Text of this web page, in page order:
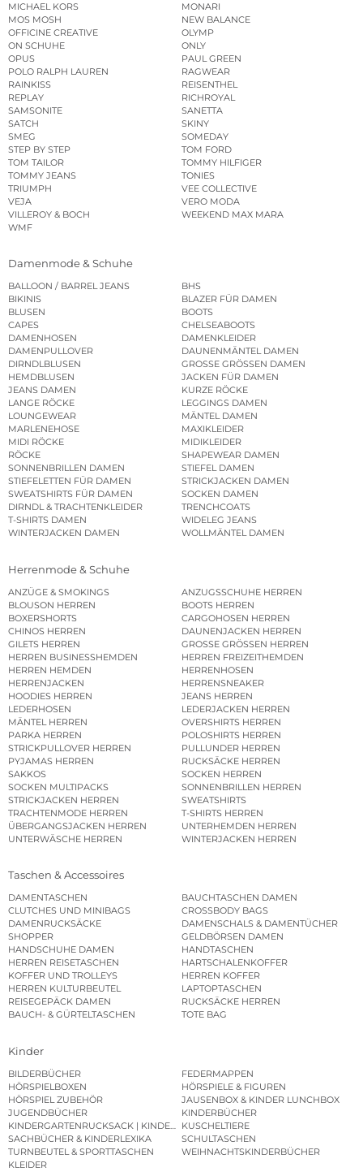
MICHAEL KORS
MONARI
MOS MOSH
NEW BALANCE
OFFICINE CREATIVE
OLYMP
ON SCHUHE
ONLY
OPUS
PAUL GREEN
POLO RALPH LAUREN
RAGWEAR
RAINKISS
REISENTHEL
REPLAY
RICHROYAL
SAMSONITE
SANETTA
SATCH
SKINY
SMEG
SOMEDAY
STEP BY STEP
TOM FORD
TOM TAILOR
TOMMY HILFIGER
TOMMY JEANS
TONIES
TRIUMPH
VEE COLLECTIVE
VEJA
VERO MODA
VILLEROY & BOCH
WEEKEND MAX MARA
WMF
Damenmode & Schuhe
BALLOON / BARREL JEANS
BHS
BIKINIS
BLAZER FÜR DAMEN
BLUSEN
BOOTS
CAPES
CHELSEABOOTS
DAMENHOSEN
DAMENKLEIDER
DAMENPULLOVER
DAUNENMÄNTEL DAMEN
DIRNDLBLUSEN
GROSSE GRÖSSEN DAMEN
HEMDBLUSEN
JACKEN FÜR DAMEN
JEANS DAMEN
KURZE RÖCKE
LANGE RÖCKE
LEGGINGS DAMEN
LOUNGEWEAR
MÄNTEL DAMEN
MARLENEHOSE
MAXIKLEIDER
MIDI RÖCKE
MIDIKLEIDER
RÖCKE
SHAPEWEAR DAMEN
SONNENBRILLEN DAMEN
STIEFEL DAMEN
STIEFELETTEN FÜR DAMEN
STRICKJACKEN DAMEN
SWEATSHIRTS FÜR DAMEN
SOCKEN DAMEN
DIRNDL & TRACHTENKLEIDER
TRENCHCOATS
T-SHIRTS DAMEN
WIDELEG JEANS
WINTERJACKEN DAMEN
WOLLMÄNTEL DAMEN
Herrenmode & Schuhe
ANZÜGE & SMOKINGS
ANZUGSSCHUHE HERREN
BLOUSON HERREN
BOOTS HERREN
BOXERSHORTS
CARGOHOSEN HERREN
CHINOS HERREN
DAUNENJACKEN HERREN
GILETS HERREN
GROSSE GRÖSSEN HERREN
HERREN BUSINESSHEMDEN
HERREN FREIZEITHEMDEN
HERREN HEMDEN
HERRENHOSEN
HERRENJACKEN
HERRENSNEAKER
HOODIES HERREN
JEANS HERREN
LEDERHOSEN
LEDERJACKEN HERREN
MÄNTEL HERREN
OVERSHIRTS HERREN
PARKA HERREN
POLOSHIRTS HERREN
STRICKPULLOVER HERREN
PULLUNDER HERREN
PYJAMAS HERREN
RUCKSÄCKE HERREN
SAKKOS
SOCKEN HERREN
SOCKEN MULTIPACKS
SONNENBRILLEN HERREN
STRICKJACKEN HERREN
SWEATSHIRTS
TRACHTENMODE HERREN
T-SHIRTS HERREN
ÜBERGANGSJACKEN HERREN
UNTERHEMDEN HERREN
UNTERWÄSCHE HERREN
WINTERJACKEN HERREN
Taschen & Accessoires
DAMENTASCHEN
BAUCHTASCHEN DAMEN
CLUTCHES UND MINIBAGS
CROSSBODY BAGS
DAMENRUCKSÄCKE
DAMENSCHALS & DAMENTÜCHER
SHOPPER
GELDBÖRSEN DAMEN
HANDSCHUHE DAMEN
HANDTASCHEN
HERREN REISETASCHEN
HARTSCHALENKOFFER
KOFFER UND TROLLEYS
HERREN KOFFER
HERREN KULTURBEUTEL
LAPTOPTASCHEN
REISEGEPÄCK DAMEN
RUCKSÄCKE HERREN
BAUCH- & GÜRTELTASCHEN
TOTE BAG
Kinder
BILDERBÜCHER
FEDERMAPPEN
HÖRSPIELBOXEN
HÖRSPIELE & FIGUREN
HÖRSPIEL ZUBEHÖR
JAUSENBOX & KINDER LUNCHBOX
JUGENDBÜCHER
KINDERBÜCHER
KINDERGARTENRUCKSACK | KINDERGARTENBEUTEL
KUSCHELTIERE
SACHBÜCHER & KINDERLEXIKA
SCHULTASCHEN
TURNBEUTEL & SPORTTASCHEN
WEIHNACHTSKINDERBÜCHER
KLEIDER